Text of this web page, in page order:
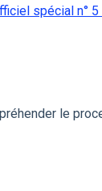
spécial n° 5
le